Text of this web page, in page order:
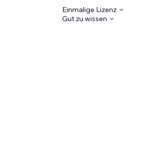
Einmalige Lizenz
Gut zu wissen